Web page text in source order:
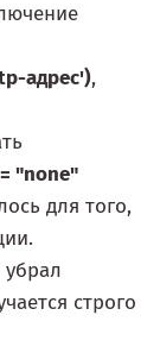
адрес'),
"none"
для того,
строго